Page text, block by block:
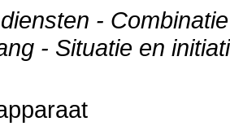
-
- Situatie en